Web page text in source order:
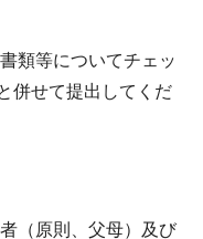
類等についてチェッ
併せて提出してくだ
（原則、父母）及び